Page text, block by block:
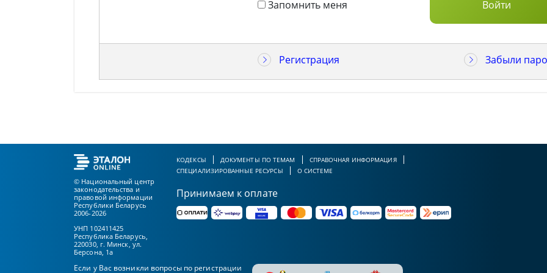
Запомнить меня
Регистрация Забыли
© Национальный центр
законодательства и
правовой информации
Республики Беларусь
2006-2026
УНП 102411425
Республика Беларусь,
220030, г. Минск, ул.
Берсона, 1а
КОДЕКСЫ ДОКУМЕНТЫ ПО ТЕМАМ
СПРАВОЧНАЯ ИНФОРМАЦИЯ
СПЕЦИАЛИЗИРОВАННЫЕ РЕСУРСЫ
О СИСТЕМЕ
Принимаем к оплате
Если у Вас возникли вопросы по регистрации